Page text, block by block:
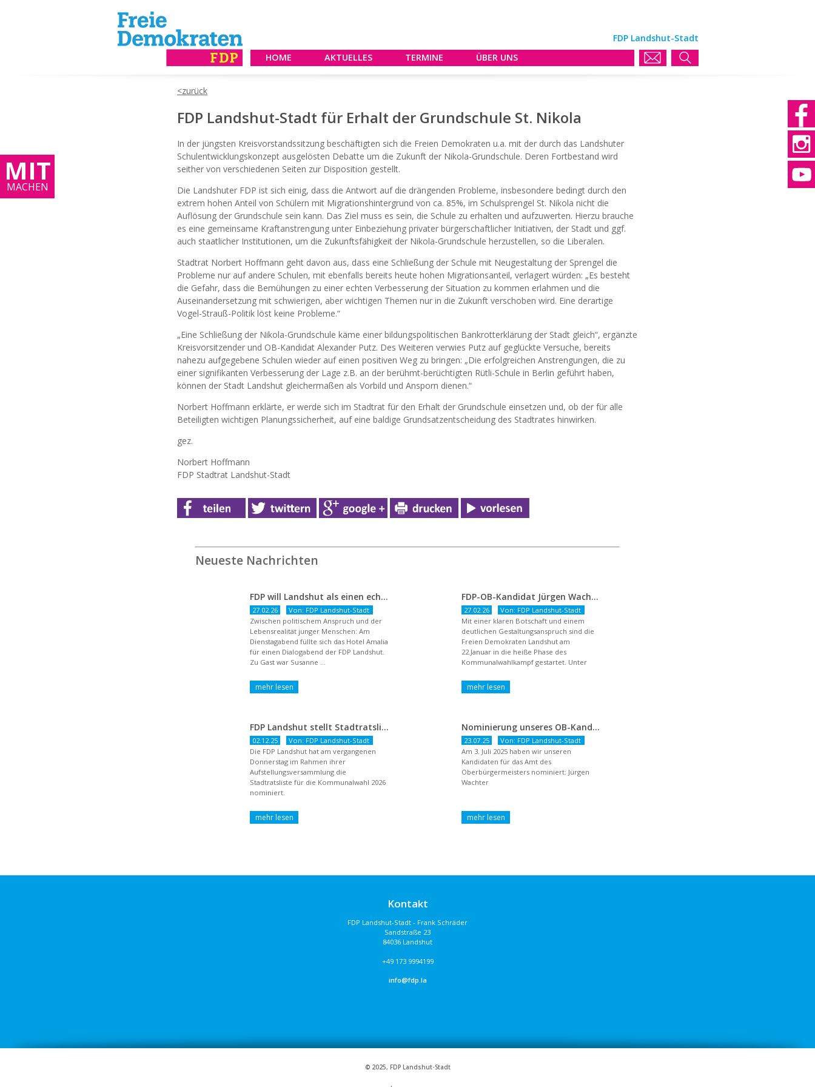
FDP Landshut-Stadt
HOME
AKTUELLES TERMINE ÜBER UNS
MIT
MACHEN
FDP Landshut-Stadt für Erhalt der Grundschule St. Nikola
In der jüngsten Kreisvorstandssitzung beschäftigten sich die Freien Demokraten u.a. mit der durch das Landshuter
Schulentwicklungskonzept ausgelösten Debatte um die Zukunft der Nikola-Grundschule. Deren Fortbestand wird
seither von verschiedenen Seiten zur Disposition gestellt.
Die Landshuter FDP ist sich einig, dass die Antwort auf die drängenden Probleme, insbesondere bedingt durch den
extrem hohen Anteil von Schülern mit Migrationshintergrund von ca. 85%, im Schulsprengel St. Nikola nicht die
Auflösung der Grundschule sein kann. Das Ziel muss es sein, die Schule zu erhalten und aufzuwerten. Hierzu brauche
es eine gemeinsame Kraftanstrengung unter Einbeziehung privater bürgerschaftlicher Initiativen, der Stadt und ggf.
auch staatlicher Institutionen, um die Zukunftsfähigkeit der Nikola-Grundschule herzustellen, so die Liberalen.
Stadtrat Norbert Hoffmann geht davon aus, dass eine Schließung der Schule mit Neugestaltung der Sprengel die
Probleme nur auf andere Schulen, mit ebenfalls bereits heute hohen Migrationsanteil, verlagert würden: „Es besteht
die Gefahr, dass die Bemühungen zu einer echten Verbesserung der Situation zu kommen erlahmen und die
Auseinandersetzung mit schwierigen, aber wichtigen Themen nur in die Zukunft verschoben wird. Eine derartige
Vogel-Strauß-Politik löst keine Probleme.“
„Eine Schließung der Nikola-Grundschule käme einer bildungspolitischen Bankrotterklärung der Stadt gleich“, ergänzte
Kreisvorsitzender und OB-Kandidat Alexander Putz. Des Weiteren verwies Putz auf geglückte Versuche, bereits
nahezu aufgegebene Schulen wieder auf einen positiven Weg zu bringen: „Die erfolgreichen Anstrengungen, die zu
einer signifikanten Verbesserung der Lage z.B. an der berühmt-berüchtigten Rütli-Schule in Berlin geführt haben,
können der Stadt Landshut gleichermaßen als Vorbild und Ansporn dienen.“
Norbert Hoffmann erklärte, er werde sich im Stadtrat für den Erhalt der Grundschule einsetzen und, ob der für alle
Beteiligten wichtigen Planungssicherheit, auf eine baldige Grundsatzentscheidung des Stadtrates hinwirken.
gez.
Norbert Hoffmann
FDP Stadtrat Landshut-Stadt
Neueste Nachrichten
FDP will Landshut als einen echten Chancenort gestalten
27.02.26
Von: FDP Landshut-Stadt
Zwischen politischem Anspruch und der
Lebensrealität junger Menschen: Am
Dienstagabend füllte sich das Hotel Amalia
für einen Dialogabend der FDP Landshut.
Zu Gast war Susanne ...
FDP-OB-Kandidat Jürgen Wachter: „Politik auf Pump ist unsozial“
27.02.26
Von: FDP Landshut-Stadt
Mit einer klaren Botschaft und einem
deutlichen Gestaltungsanspruch sind die
Freien Demokraten Landshut am
22.Januar in die heiße Phase des
Kommunalwahlkampf gestartet. Unter
FDP Landshut stellt Stadtratsliste für 2026 auf – OB-Kandidat Jürgen Wachter betont Gestaltungsanspruch und liberale Zukunftsvision
02.12.25
Von: FDP Landshut-Stadt
Die FDP Landshut hat am vergangenen
Donnerstag im Rahmen ihrer
Aufstellungsversammlung die
Stadtratsliste für die Kommunalwahl 2026
nominiert.
Nominierung unseres OB-Kandidaten
23.07.25
Von: FDP Landshut-Stadt
Am 3. Juli 2025 haben wir unseren
Kandidaten für das Amt des
Oberbürgermeisters nominiert: Jürgen
Wachter
Kontakt
FDP Landshut-Stadt - Frank Schräder
Sandstraße 23
84036 Landshut
+49 173 9994199
info@fdp.la
© 2025, FDP Landshut-Stadt